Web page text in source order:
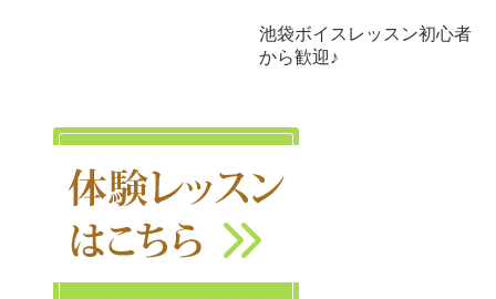
池袋ボイスレッスン初心者
から歓迎♪